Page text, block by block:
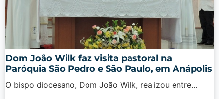
Dom João Wilk faz visita pastoral na
Paróquia São Pedro e São Paulo, em Anápolis
O bispo diocesano, Dom João Wilk, realizou entre...